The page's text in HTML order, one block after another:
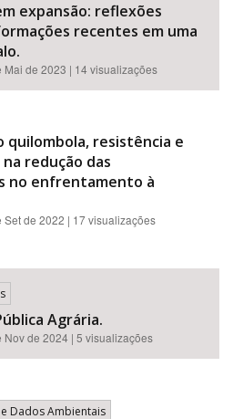
expansão: reflexões
recentes em uma
Mai de 2023 | 14 visualizações
quilombola, resistência e
redução das
no enfrentamento à
Set de 2022 | 17 visualizações
Agrária.
Nov de 2024 | 5 visualizações
Dados Ambientais